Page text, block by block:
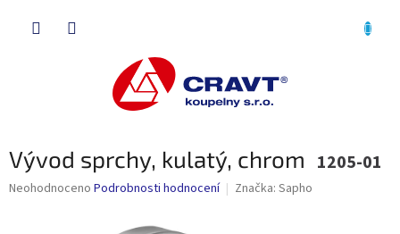
Vývod sprchy, kulatý, chrom 1205-01
Průměrné
Neohodnoceno Podrobnosti hodnocení Značka: Sapho